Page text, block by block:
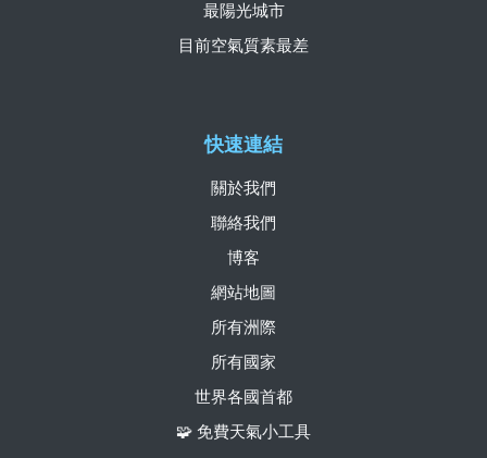
快速連結
關於我們
聯絡我們
博客
網站地圖
所有洲際
所有國家
世界各國首都
🧩 免費天氣小工具
最陽光城市
目前空氣質素最差